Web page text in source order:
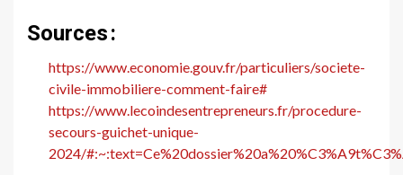
Sources :
https://www.economie.gouv.fr/particuliers/societe-
civile-immobiliere-comment-faire#
https://www.lecoindesentrepreneurs.fr/procedure-
secours-guichet-unique-
2024/